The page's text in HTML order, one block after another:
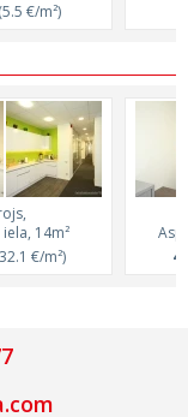
€/m²)
14m²
€/m²)